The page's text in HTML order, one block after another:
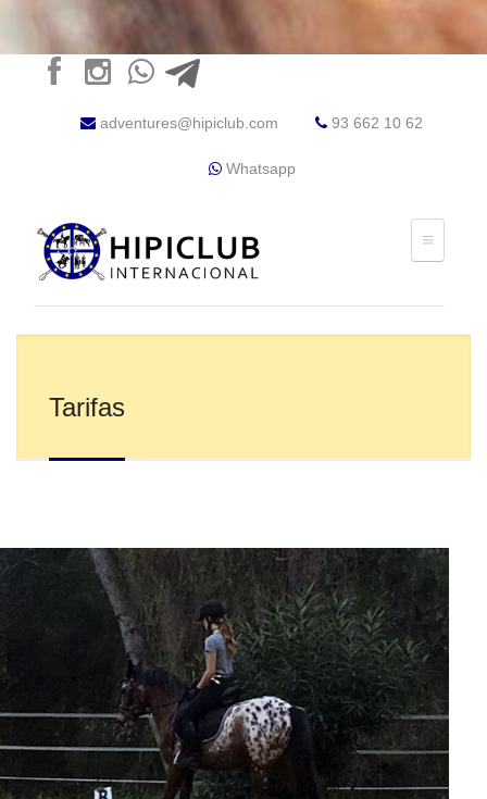
adventures@hipiclub.com 93 662 10 62
Whatsapp
Tarifas